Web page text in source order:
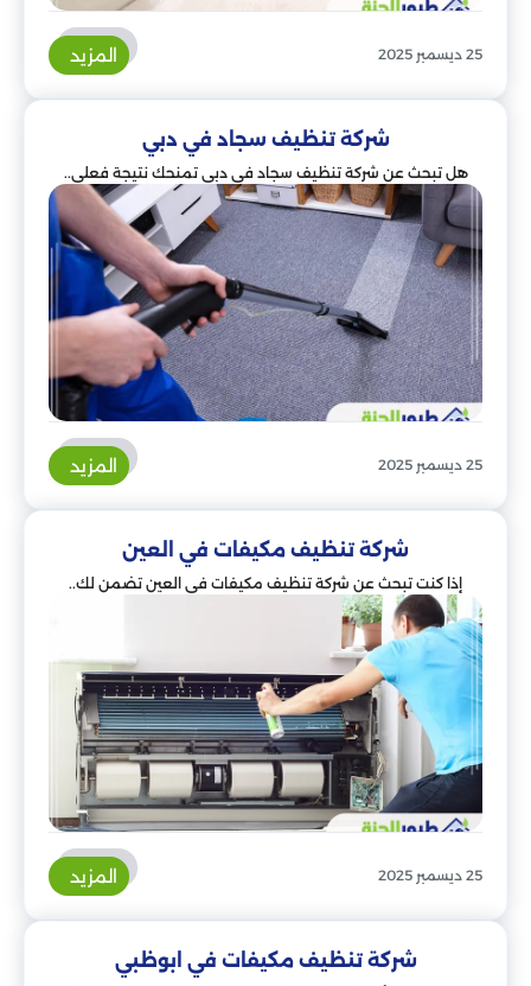
25 ديسمبر 2025 المزيد
شركة تنظيف سجاد في دبي
هل تبحث عن شركة تنظيف سجاد في دبي تمنحك نتيجة فعلي..
25 ديسمبر 2025 المزيد
شركة تنظيف مكيفات في العين
إذا كنت تبحث عن شركة تنظيف مكيفات في العين تضمن لك..
25 ديسمبر 2025 المزيد
شركة تنظيف مكيفات في ابوظبي